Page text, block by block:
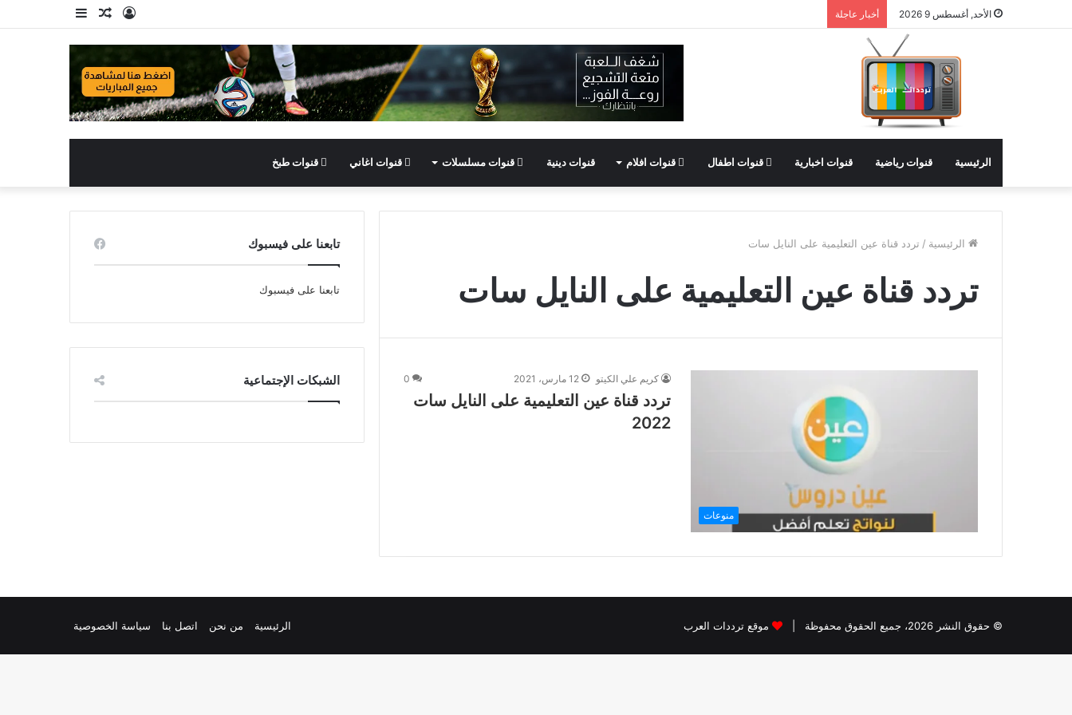
الأحد, أغسطس 9 2026 أخبار عاجلة
إضافة
عمود
مقال
عشوائي
تسجيل
الدخول
الرئيسية قنوات رياضية قنوات اخبارية قنوات اطفال قنوات افلام قنوات دينية قنوات مسلسلات قنوات اغاني قنوات طبخ
الرئيسية / تردد قناة عين التعليمية على النايل سات
تردد قناة عين التعليمية على النايل سات
منوعات
كريم علي الكيتو 12 مارس، 2021 0
تردد قناة عين التعليمية على النايل سات
2022
تابعنا على فيسبوك
تابعنا على فيسبوك
الشبكات الإجتماعية
© حقوق النشر 2026، جميع الحقوق محفوظة | موقع ترددات العرب الرئيسية من نحن اتصل بنا سياسة الخصوصية